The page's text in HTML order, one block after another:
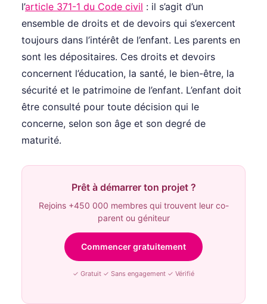
l’article 371-1 du Code civil : il s’agit d’un
ensemble de droits et de devoirs qui s’exercent
toujours dans l’intérêt de l’enfant. Les parents en
sont les dépositaires. Ces droits et devoirs
concernent l’éducation, la santé, le bien-être, la
sécurité et le patrimoine de l’enfant. L’enfant doit
être consulté pour toute décision qui le
concerne, selon son âge et son degré de
maturité.
Prêt à démarrer ton projet ?
Rejoins +450 000 membres qui trouvent leur co-
parent ou géniteur
Commencer gratuitement
✓ Gratuit ✓ Sans engagement ✓ Vérifié